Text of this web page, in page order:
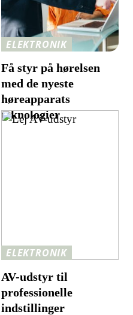
ELEKTRONIK
Få styr på hørelsen
med de nyeste
høreapparats
teknologier
ELEKTRONIK
AV-udstyr til
professionelle
indstillinger